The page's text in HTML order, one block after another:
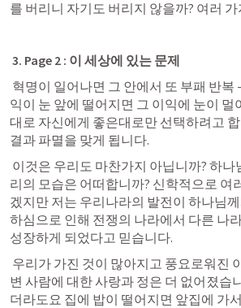
를 버리니 자기도 버리지 않을까? 여러 가
3. Page 2 : 이 세상에 있는 문제
익이 눈 앞에 떨어지면 그 이익에 눈이 멀
대로 자신에게 좋은대로만 선택하려고
결과 파멸을 맞게 됩니다.
리의 모습은 어떠합니까? 신학적으로 여
겠지만 저는 우리나라의 발전이 하나님
하심으로 인해 전쟁의 나라에서 다른 나
성장하게 되었다고 믿습니다.
변 사람에 대한 사랑과 정은 더 없어졌습
더라도요 집에 밥이 떨어지면 앞집에 가